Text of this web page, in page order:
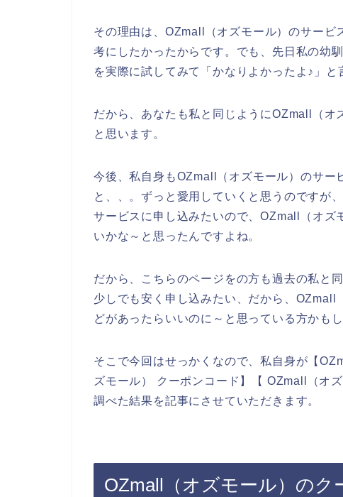
その理由は、OZmall（オズモール）のサービ
考にしたかったからです。でも、先日私の幼
を実際に試してみて「かなりよかったよ♪」と
だから、あなたも私と同じようにOZmall（オ
と思います。
今後、私自身もOZmall（オズモール）のサ
と、、。ずっと愛用していくと思うのですが
サービスに申し込みたいので、OZmall（オズ
いかな～と思ったんですよね。
だから、こちらのページをの方も過去の私と
少しでも安く申し込みたい、だから、OZmall
どがあったらいいのに～と思っている方かもし
そこで今回はせっかくなので、私自身が【
ズモール） クーポンコード】【 OZmall（オ
調べた結果を記事にさせていただきます。
OZmall（オズモール）のク